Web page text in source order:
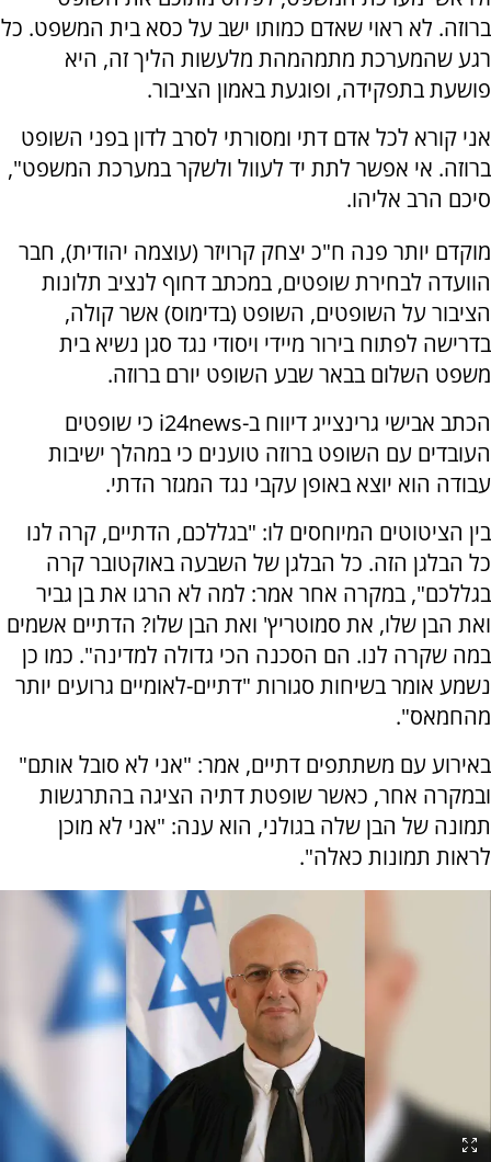
ברוזה. לא ראוי שאדם כמותו ישב על כסא בית המשפט. כל
רגע שהמערכת מתמהמהת מלעשות הליך זה, היא
פושעת בתפקידה, ופוגעת באמון הציבור.
אני קורא לכל אדם דתי ומסורתי לסרב לדון בפני השופט
ברוזה. אי אפשר לתת יד לעוול ולשקר במערכת המשפט",
סיכם הרב אליהו.
מוקדם יותר פנה ח"כ יצחק קרויזר (עוצמה יהודית), חבר
הוועדה לבחירת שופטים, במכתב דחוף לנציב תלונות
הציבור על השופטים, השופט (בדימוס) אשר קולה,
בדרישה לפתוח בירור מיידי ויסודי נגד סגן נשיא בית
משפט השלום בבאר שבע השופט יורם ברוזה.
הכתב אבישי גרינצייג דיווח ב-i24news כי שופטים
העובדים עם השופט ברוזה טוענים כי במהלך ישיבות
עבודה הוא יוצא באופן עקבי נגד המגזר הדתי.
בין הציטוטים המיוחסים לו: "בגללכם, הדתיים, קרה לנו
כל הבלגן הזה. כל הבלגן של השבעה באוקטובר קרה
בגללכם", במקרה אחר אמר: למה לא הרגו את בן גביר
ואת הבן שלו, את סמוטריץ' ואת הבן שלו? הדתיים אשמים
במה שקרה לנו. הם הסכנה הכי גדולה למדינה". כמו כן
נשמע אומר בשיחות סגורות "דתיים-לאומיים גרועים יותר
מהחמאס".
באירוע עם משתתפים דתיים, אמר: "אני לא סובל אותם"
ובמקרה אחר, כאשר שופטת דתיה הציגה בהתרגשות
תמונה של הבן שלה בגולני, הוא ענה: "אני לא מוכן
לראות תמונות כאלה".